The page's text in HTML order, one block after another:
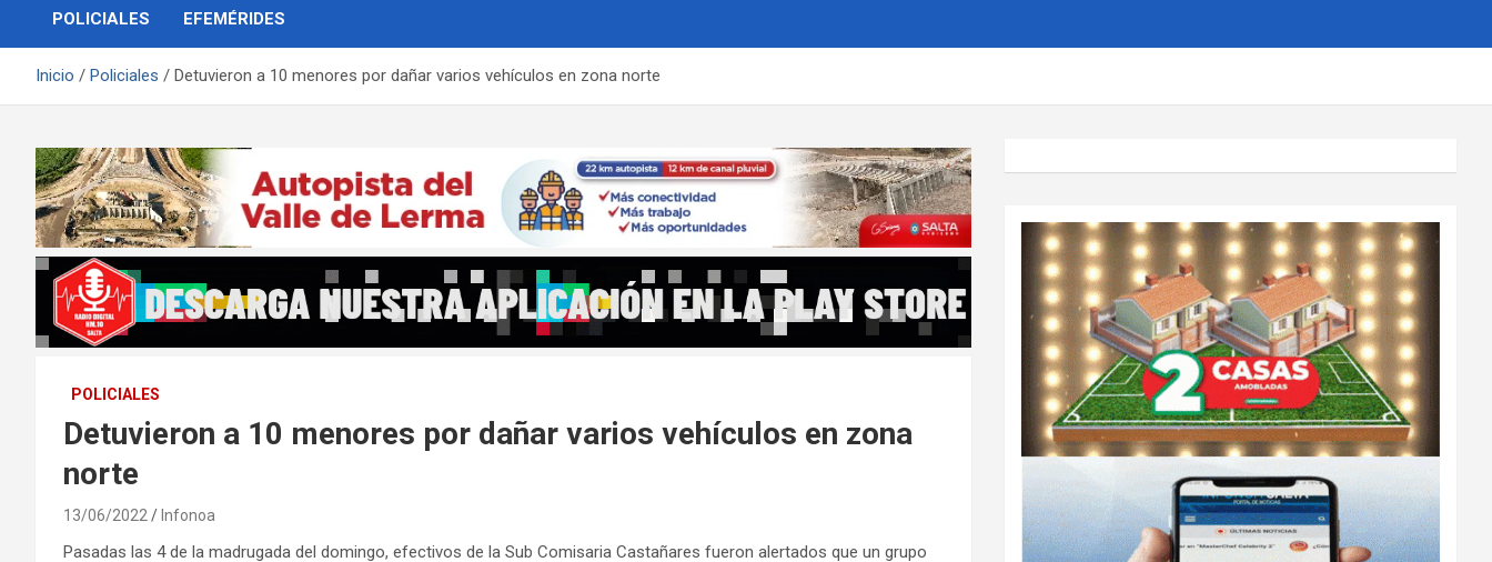
POLICIALES EFEMÉRIDES
Inicio Policiales Detuvieron a 10 menores por dañar varios vehículos en zona norte
POLICIALES
Detuvieron a 10 menores por dañar varios vehículos en zona
norte
13/06/2022 Infonoa
Pasadas las 4 de la madrugada del domingo, efectivos de la Sub Comisaria Castañares fueron alertados que un grupo